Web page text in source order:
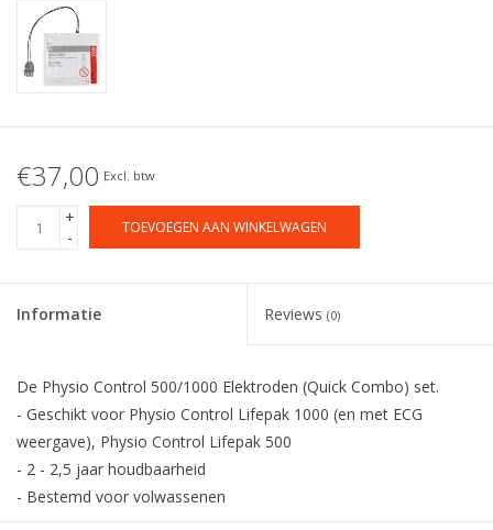
€37,00 Excl. btw
+
-
TOEVOEGEN AAN WINKELWAGEN
Informatie Reviews (0)
De Physio Control 500/1000 Elektroden (Quick Combo) set.
- Geschikt voor Physio Control Lifepak 1000 (en met ECG
weergave), Physio Control Lifepak 500
- 2 - 2,5 jaar houdbaarheid
- Bestemd voor volwassenen